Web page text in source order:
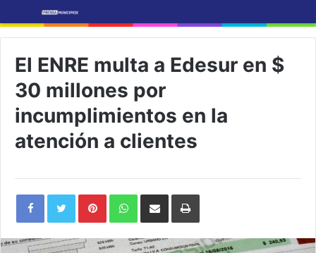
El ENRE multa a Edesur en $
30 millones por
incumplimientos en la
atención a clientes
PinterestWhatsAppShare
Email
Print